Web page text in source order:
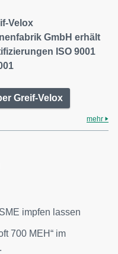
Velox
GmbH erhält
ISO 9001
Greif-Velox
mehr
impfen lassen
700 MEH“ im